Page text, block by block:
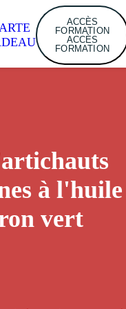
ACCÈS
FORMATION
ACCÈS
FORMATION
à l'huile
vert